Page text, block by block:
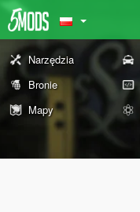
Narzędzia
Bronie
Mapy